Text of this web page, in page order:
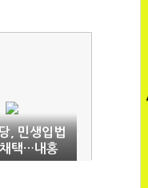
, 민생입법
택…내홍
차별화